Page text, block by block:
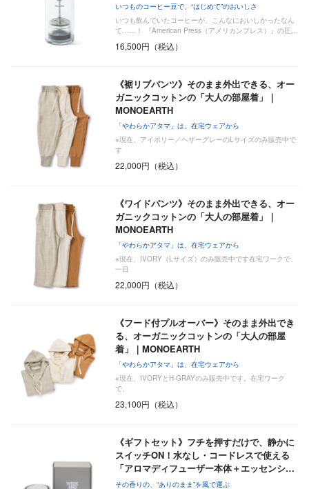
いつものコーヒー豆で、“はじめて”のおいしさ
いつも飲んでいたコーヒーが、こんなにおいしかったなん
て……！ 『American Press（アメリカンプレス）』の圧…
16,500円（税込）
《裾リブパンツ》そのまま外出できる、オー
ガニックコットンの「大人の部屋着」｜
MONOEARTH
「やわらかアタマ」は、在宅ウェアから
※現在、アイボリー／ヘザーグレーのLサイズのみ販売中で
す
22,000円（税込）
《ワイドパンツ》そのまま外出できる、オー
ガニックコットンの「大人の部屋着」｜
MONOEARTH
「やわらかアタマ」は、在宅ウェアから
※現在、IVORY（Lサイズ）のみ販売中です在宅ワークで、
一日
22,000円（税込）
《フード付プルオーバー》そのまま外出でき
る、オーガニックコットンの「大人の部屋
着」｜MONOEARTH
「やわらかアタマ」は、在宅ウェアから
※現在、IVORYとH-GRAYのみ販売中です。在宅ワーク
で、
23,100円（税込）
《ギフトセット》フチを押すだけで、静かに
スイッチON！水なし・コードレスで使える
「アロマディフューザー本体＋エッセンシ…
その香りの、“ありのまま”を風で運ぶ